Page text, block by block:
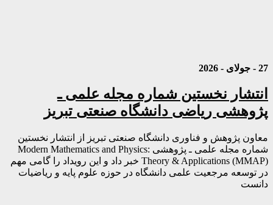
27 - جولای - 2026
انتشار نخستین شماره مجله علمی ـ
پژوهشی ریاضی دانشگاه صنعتی تبریز
معاون پژوهش و فناوری دانشگاه صنعتی تبریز از انتشار نخستین
شماره مجله علمی ـ پژوهشی Modern Mathematics and Physics:
Theory & Applications (MMAP) خبر داد و این رویداد را گامی مهم
در توسعه مرجعیت علمی دانشگاه در حوزه علوم پایه و ریاضیات
دانست